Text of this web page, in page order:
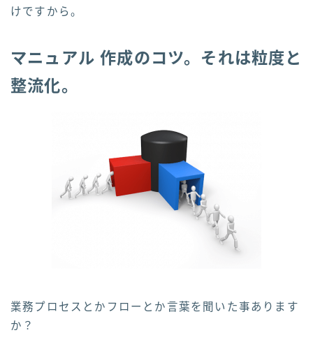
けですから。
マニュアル 作成のコツ。それは粒度と
整流化。
業務プロセスとかフローとか言葉を聞いた事あります
か？